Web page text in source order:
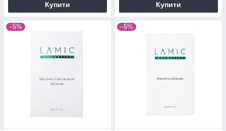
Купити Купити
–5% –5%